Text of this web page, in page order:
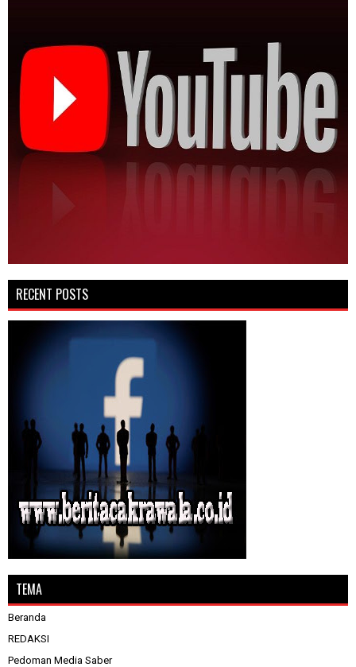
RECENT POSTS
TEMA
Beranda
REDAKSI
Pedoman Media Saber